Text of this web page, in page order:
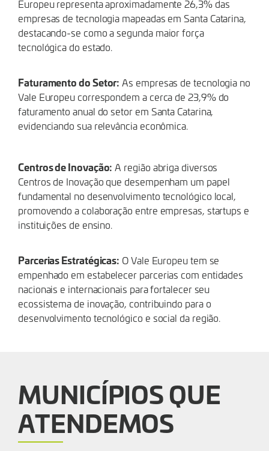
Europeu representa aproximadamente 26,3% das
empresas de tecnologia mapeadas em Santa Catarina,
destacando-se como a segunda maior força
tecnológica do estado.
Faturamento do Setor: As empresas de tecnologia no
Vale Europeu correspondem a cerca de 23,9% do
faturamento anual do setor em Santa Catarina,
evidenciando sua relevância econômica.
Centros de Inovação: A região abriga diversos
Centros de Inovação que desempenham um papel
fundamental no desenvolvimento tecnológico local,
promovendo a colaboração entre empresas, startups e
instituições de ensino.
Parcerias Estratégicas: O Vale Europeu tem se
empenhado em estabelecer parcerias com entidades
nacionais e internacionais para fortalecer seu
ecossistema de inovação, contribuindo para o
desenvolvimento tecnológico e social da região.
MUNICÍPIOS QUE
ATENDEMOS